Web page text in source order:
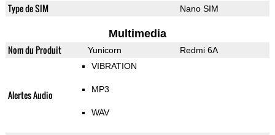
Type de SIM Nano SIM
Multimedia
Nom du Produit Yunicorn Redmi 6A
Alertes Audio
VIBRATION
MP3
WAV